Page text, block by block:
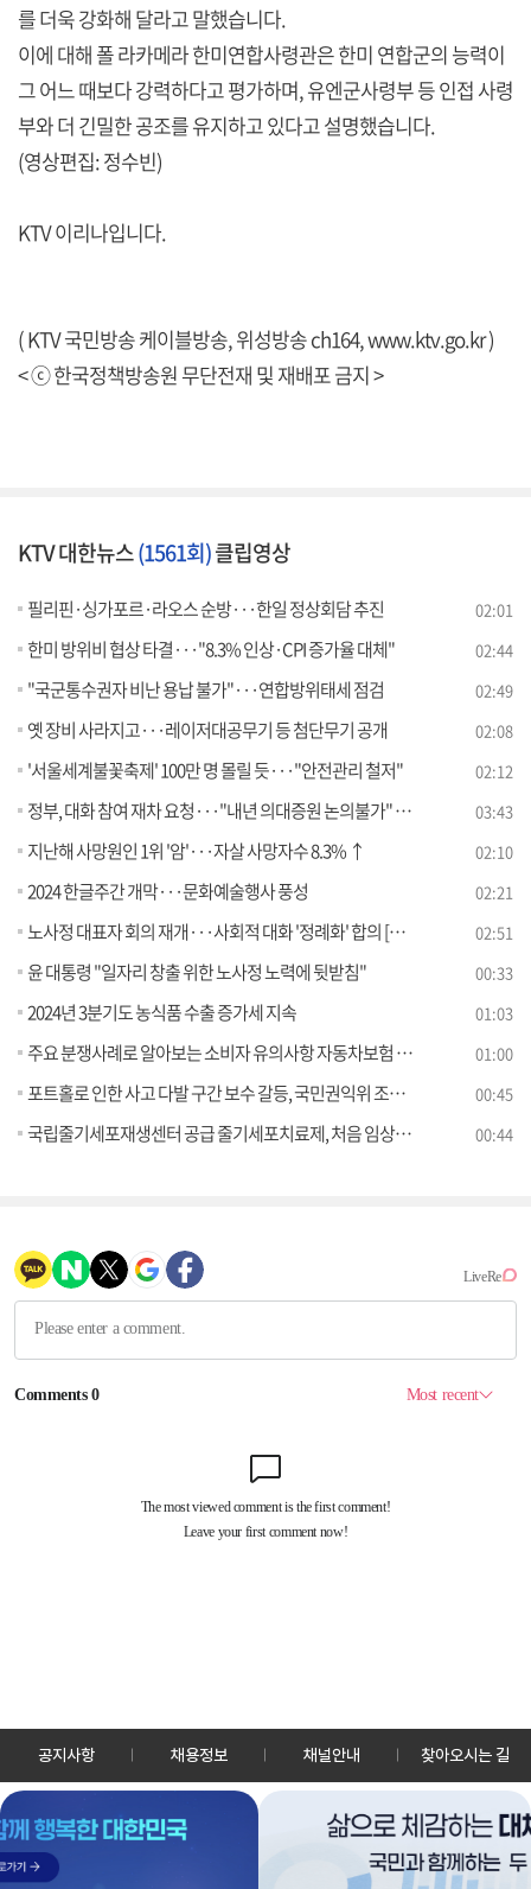
를 더욱 강화해 달라고 말했습니다.
이에 대해 폴 라카메라 한미연합사령관은 한미 연합군의 능력이
그 어느 때보다 강력하다고 평가하며, 유엔군사령부 등 인접 사령
부와 더 긴밀한 공조를 유지하고 있다고 설명했습니다.
(영상편집: 정수빈)
KTV 이리나입니다.
( KTV 국민방송 케이블방송, 위성방송 ch164,www.ktv.go.kr)
< ⓒ 한국정책방송원 무단전재 및 재배포 금지 >
KTV 대한뉴스(1561회)클립영상
필리핀·싱가포르·라오스 순방···한일 정상회담 추진 02:01
한미 방위비 협상 타결···"8.3% 인상·CPI 증가율 대체" 02:44
"국군통수권자 비난 용납 불가"···연합방위태세 점검 02:49
옛 장비 사라지고···레이저대공무기 등 첨단무기 공개 02:08
'서울세계불꽃축제' 100만 명 몰릴 듯···"안전관리 철저" 02:12
정부, 대화 참여 재차 요청···"내년 의대증원 논의불가" [뉴스의 맥] 03:43
지난해 사망원인 1위 '암'···자살 사망자수 8.3% ↑ 02:10
2024 한글주간 개막···문화예술행사 풍성 02:21
노사정 대표자 회의 재개···사회적 대화 '정례화' 합의 [현미경] 02:51
윤 대통령 "일자리 창출 위한 노사정 노력에 뒷받침" 00:33
2024년 3분기도 농식품 수출 증가세 지속 01:03
주요 분쟁사례로 알아보는 소비자 유의사항 자동차보험 특별약관편 01:00
포트홀로 인한 사고 다발 구간 보수 갈등, 국민권익위 조정으로 책임 분담 00:45
국립줄기세포재생센터 공급 줄기세포치료제, 처음 임상시험 승인 00:44
공지사항 채용정보 채널안내 찾아오시는 길
30128 세종특별자치시 정부2청사로 13 한국정책방송원 KTV
TEL: 044-204-8000
Copyrightⓒ KTV 국민방송 All Rights Reserved.